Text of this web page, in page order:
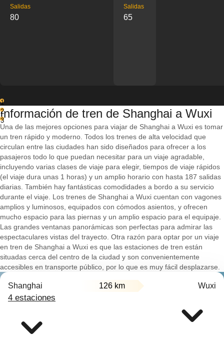
Salidas
80
Salidas
65
1
2
3
Información de tren de Shanghai a Wuxi
Una de las mejores opciones para viajar de Shanghai a Wuxi es tomar
un tren rápido y moderno. Todos los trenes de alta velocidad que
circulan entre las ciudades han sido diseñados para ofrecer a los
pasajeros todo lo que puedan necesitar para un viaje agradable,
incluyendo varias clases de viaje para elegir, tiempos de viaje rápidos
(el viaje dura unas 1 horas) y un amplio horario con hasta 187 salidas
diarias. También hay fantásticas comodidades a bordo a su servicio
durante el viaje. Los trenes de Shanghai a Wuxi cuentan con vagones
amplios y luminosos, equipados con cómodos asientos, y ofrecen
mucho espacio para las piernas y un amplio espacio para el equipaje.
Las grandes ventanas panorámicas son perfectas para admirar las
espectaculares vistas del trayecto. Otra razón para optar por un viaje
en tren de Shanghai a Wuxi es que las estaciones de tren están
situadas cerca del centro de la ciudad y son convenientemente
accesibles en transporte público, por lo que es muy fácil desplazarse.
Shanghai 126 km Wuxi
4 estaciones